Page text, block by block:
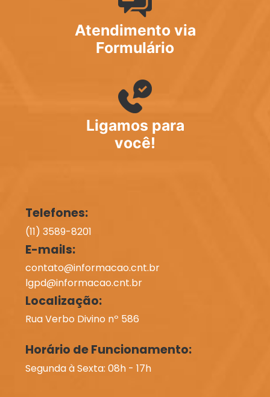
Atendimento via
Formulário
Ligamos para
você!
Telefones:
(11) 3589-8201
E-mails:
contato@informacao.cnt.br
lgpd@informacao.cnt.br
Localização:
Rua Verbo Divino nº 586
Horário de Funcionamento:
Segunda à Sexta: 08h - 17h